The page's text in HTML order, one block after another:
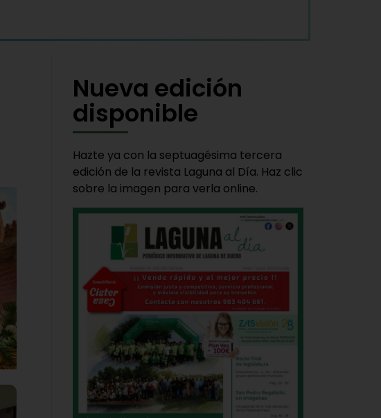
Nueva edición
disponible
Hazte ya con la septuagésima tercera
edición de la revista Laguna al Día. Haz clic
sobre la imagen para verla online.